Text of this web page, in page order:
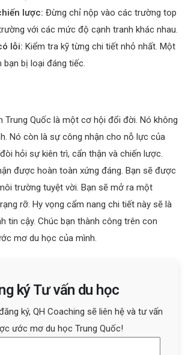
lược: Đừng chỉ nộp vào các trường top
với các mức độ cạnh tranh khác nhau.
lỗi: Kiểm tra kỹ từng chi tiết nhỏ nhất. Một
bạn bị loại đáng tiếc.
Trung Quốc là một cơ hội đổi đời. Nó không
Nó còn là sự công nhận cho nỗ lực của
hỏi sự kiên trì, cẩn thận và chiến lược.
được hoàn toàn xứng đáng. Bạn sẽ được
trường tuyệt vời. Bạn sẽ mở ra một
rỡ. Hy vọng cẩm nang chi tiết này sẽ là
tin cậy. Chúc bạn thành công trên con
mơ du học của mình.
ký Tư vấn du học
ký, QH Coaching sẽ liên hệ và tư vấn
ước mơ du học Trung Quốc!